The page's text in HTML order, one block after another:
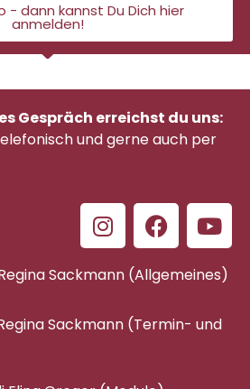
- dann kannst Du Dich hier
anmelden!
Gespräch erreichst du uns:
und gerne auch per
Sackmann (Allgemeines)
Sackmann (Termin- und